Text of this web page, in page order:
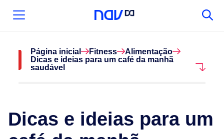
Página inicial Fitness
Alimentação
Dicas e ideias para um café da manhã
saudável
Dicas e ideias para um